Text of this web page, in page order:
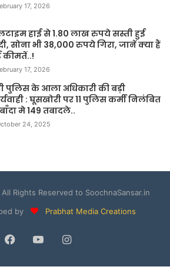
17, 2026
हाई से 1.80 लाख रुपये सस्ती हुई
सोना भी 38,000 रुपये गिरा, जानें क्या हैं
कीमतें..!
17, 2026
पुलिस के आला अधिकारी की बड़ी
: घूसखोरी पर 11 पुलिस कर्मी निलंबित
मे 149 तबादले..
24, 2025
Rights Reserved to SoochnaSansar.in
by
Prabhat Media Creations
Facebook
YouTubeInstagram